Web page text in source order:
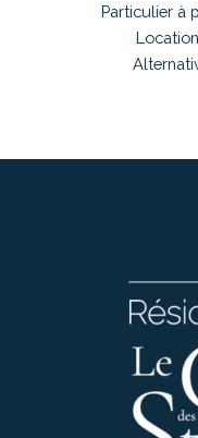
Particulier à